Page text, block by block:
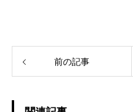
前の記事